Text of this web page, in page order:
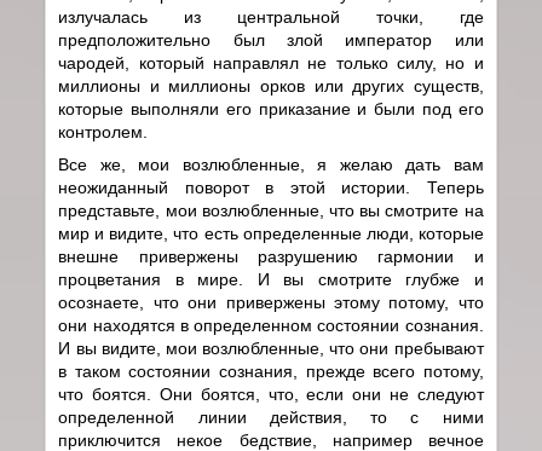
излучалась из центральной точки, где
предположительно был злой император или
чародей, который направлял не только силу, но и
миллионы и миллионы орков или других существ,
которые выполняли его приказание и были под его
контролем.
Все же, мои возлюбленные, я желаю дать вам
неожиданный поворот в этой истории. Теперь
представьте, мои возлюбленные, что вы смотрите на
мир и видите, что есть определенные люди, которые
внешне привержены разрушению гармонии и
процветания в мире. И вы смотрите глубже и
осознаете, что они привержены этому потому, что
они находятся в определенном состоянии сознания.
И вы видите, мои возлюбленные, что они пребывают
в таком состоянии сознания, прежде всего потому,
что боятся. Они боятся, что, если они не следуют
определенной линии действия, то с ними
приключится некое бедствие, например вечное